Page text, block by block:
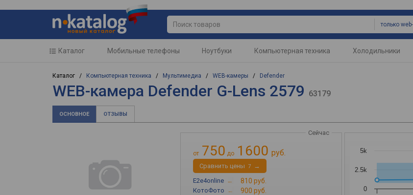
только
Каталог Мобильные телефоны Ноутбуки Компьютерная техника Холодильники
Каталог / Компьютерная техника / Мультимедиа / WEB-камеры / Defender
WEB-камера Defender G-Lens 2579 63179
ОСНОВНОЕ ОТЗЫВЫ
от 750 до 1600 руб.
Сейчас
Cравнить цены 7 →
E2e4online → 810 руб.
КотоФото → 900 руб. 0
2.5k
5k